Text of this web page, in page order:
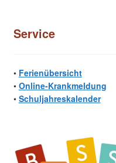
Service
• Ferienübersicht
• Online-Krankmeldung
• Schuljahreskalender